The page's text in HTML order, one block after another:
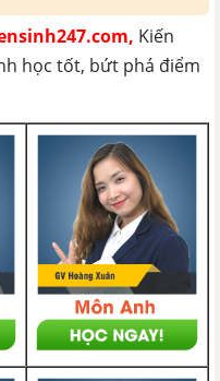
Kiến
học tốt, bứt phá điểm